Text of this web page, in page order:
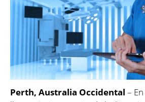
Perth, Australia Occidental –